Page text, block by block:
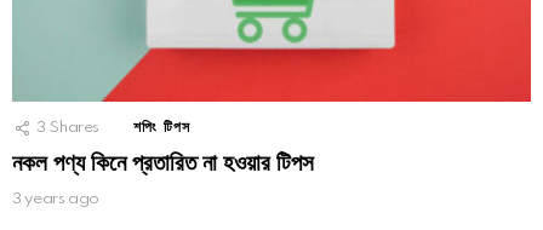
3 Shares শপিং টিপস
নকল পণ্য কিনে প্রতারিত না হওয়ার টিপস
3 years ago